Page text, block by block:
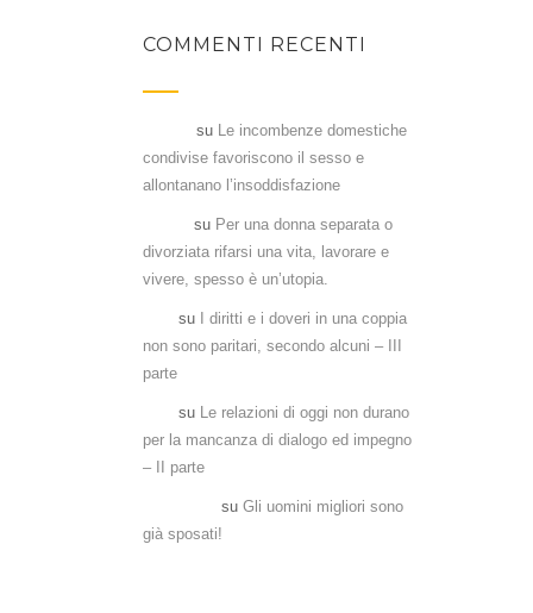
COMMENTI RECENTI
su Le incombenze domestiche
condivise favoriscono il sesso e
allontanano l’insoddisfazione
su Per una donna separata o
divorziata rifarsi una vita, lavorare e
vivere, spesso è un’utopia.
su
I diritti e i doveri in una coppia
non sono paritari, secondo alcuni – III
parte
su Le relazioni di oggi non durano
per la mancanza di dialogo ed impegno
– II parte
su Gli uomini migliori sono
già sposati!